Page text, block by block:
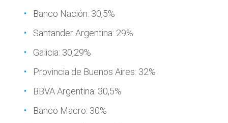
Banco Nación: 30,5%
Santander Argentina: 29%
Galicia: 30,29%
Provincia de Buenos Aires: 32%
BBVA Argentina: 30,5%
Banco Macro: 30%